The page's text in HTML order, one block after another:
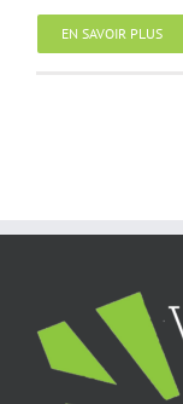
EN SAVOIR PLUS